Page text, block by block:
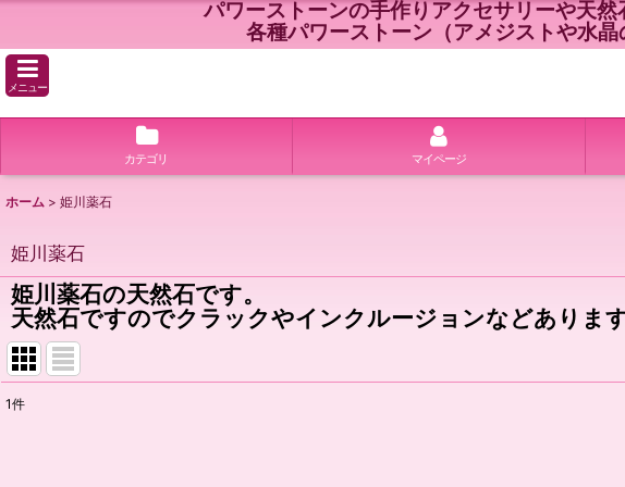
パワーストーンの手作りアクセサリーや天
各種パワーストーン（アメジストや水
メニュー
カテゴリ マイページ
ホーム > 姫川薬石
姫川薬石
姫川薬石の天然石です。
天然石ですのでクラックやインクルージョンなどあります
1件